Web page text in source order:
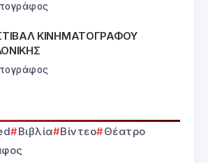
ΚΙΝΗΜΑΤΟΓΡΑΦΟΥ
Βιβλία Βίντεο
Θέατρο